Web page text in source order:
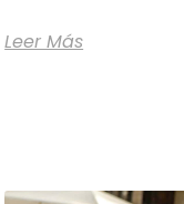
Leer Más